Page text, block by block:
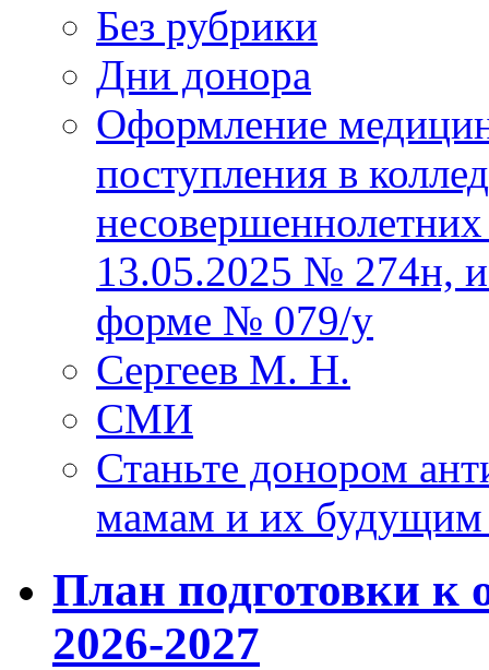
Без рубрики
Дни донора
Оформление
поступления в
13.05.2025 № 274н,
форме № 079/у
Сергеев М. Н.
СМИ
Станьте донором
мамам и их
План подготовки к
2026-2027